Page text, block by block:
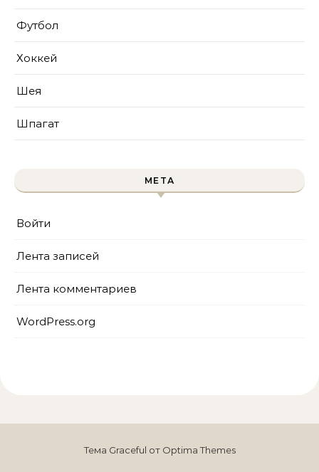
Футбол
Хоккей
Шея
Шпагат
МЕТА
Войти
Лента записей
Лента комментариев
WordPress.org
Тема Graceful от Optima Themes